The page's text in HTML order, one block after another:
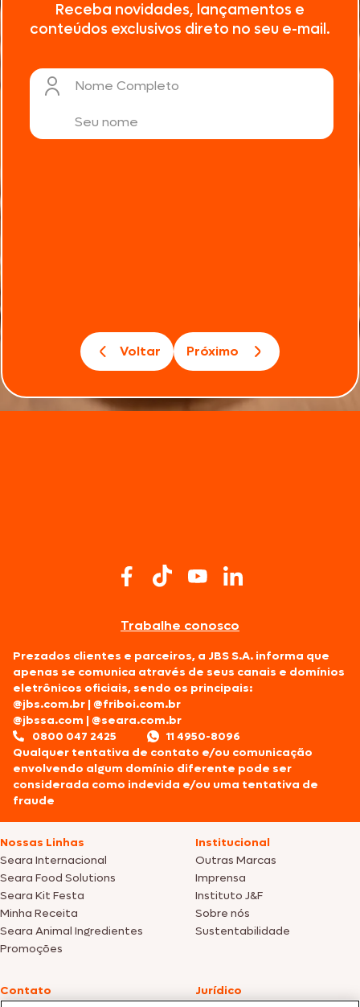
Receba novidades, lançamentos e
conteúdos exclusivos direto no seu e-mail.
Nome Completo
Voltar Próximo
Trabalhe conosco
Prezados clientes e parceiros, a JBS S.A. informa que
apenas se comunica através de seus canais e domínios
eletrônicos oficiais, sendo os principais:
@jbs.com.br |@friboi.com.br
@jbssa.com |@seara.com.br
0800 047 2425
11 4950-8096
Qualquer tentativa de contato e/ou comunicação
envolvendo algum domínio diferente pode ser
considerada como indevida e/ou uma tentativa de
fraude
Nossas Linhas
Seara Internacional
Seara Food Solutions
Seara Kit Festa
Minha Receita
Seara Animal Ingredientes
Promoções
Institucional
Outras Marcas
Imprensa
Instituto J&F
Sobre nós
Sustentabilidade
Contato
Jurídico